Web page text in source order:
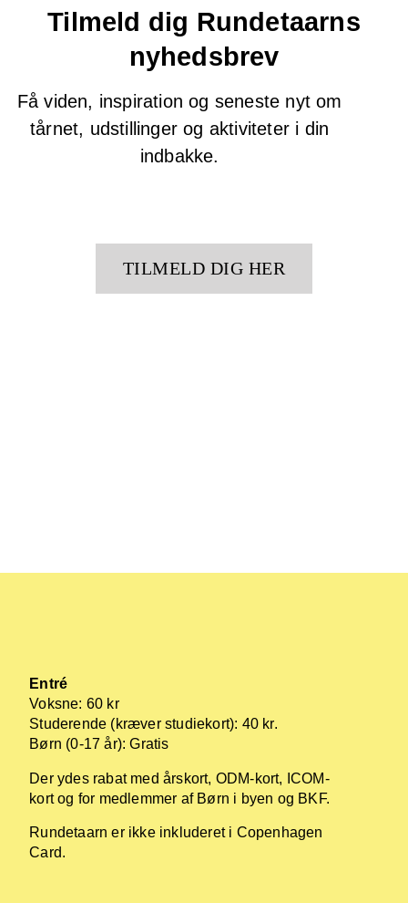
Tilmeld dig Rundetaarns
nyhedsbrev
Få viden, inspiration og seneste nyt om
tårnet, udstillinger og aktiviteter i din
indbakke.
TILMELD DIG HER
Entré
Voksne: 60 kr
Studerende (kræver studiekort): 40 kr.
Børn (0-17 år): Gratis
Der ydes rabat med årskort, ODM-kort, ICOM-
kort og for medlemmer af Børn i byen og BKF.
Rundetaarn er ikke inkluderet i Copenhagen
Card.